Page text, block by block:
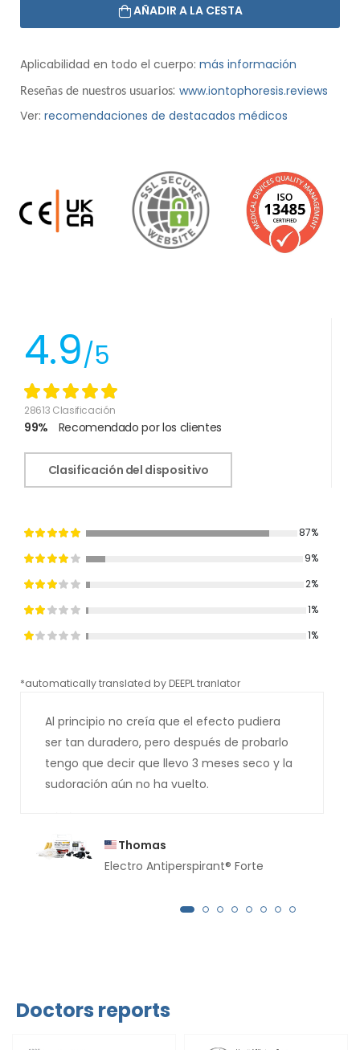
AÑADIR A LA CESTA
Aplicabilidad en todo el cuerpo: más información
Reseñas de nuestros usuarios: www.iontophoresis.reviews
Ver: recomendaciones de destacados médicos
4.9/5
28613 Clasificación
99% Recomendado por los clientes
Clasificación del dispositivo
87%
9%
2%
1%
1%
*automatically translated by DEEPL tranlator
Al principio no creía que el efecto pudiera
ser tan duradero, pero después de probarlo
tengo que decir que llevo 3 meses seco y la
sudoración aún no ha vuelto.
Thomas
Electro Antiperspirant® Forte
Doctors reports